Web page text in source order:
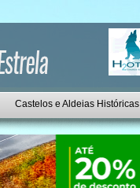
Castelos e Aldeias Históricas